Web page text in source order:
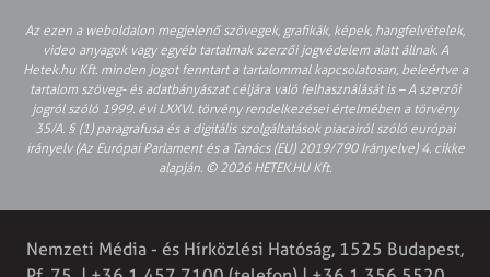
Az ezen a weboldalon megjelenő szövegek, grafikák, képek, hangfelvételek,
video anyagok vagy egyéb tartalmak szerzői jogvédelem alatt állnak. A
Hetek.hu Kft. minden jogot fenntart a tartalommal kapcsolatosan, beleértve a
tartalom szöveg- és adatbányászat céljára való felhasználását is – A szerzői
jogról szóló 1999. évi LXXVI. törvény rendelkezései értelmében a törvény
35/A. § (1) paragrafusa és a digitális szolgáltatások piacairól szóló európai
irányelv (Az Európai Parlament és a Tanács (EU) 2019/790 Irányelve) 4. cikke
alapján. © 2026 HETEK.HU Kft.
Nemzeti Média - és Hírközlési Hatóság, 1525 Budapest,